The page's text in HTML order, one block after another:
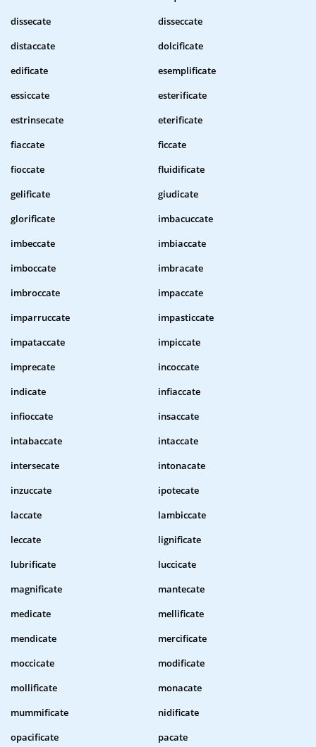
dissecate
disseccate
distaccate
dolcificate
edificate
esemplificate
essiccate
esterificate
estrinsecate
eterificate
fiaccate
ficcate
fioccate
fluidificate
gelificate
giudicate
glorificate
imbacuccate
imbeccate
imbiaccate
imboccate
imbracate
imbroccate
impaccate
imparruccate
impasticcate
impataccate
impiccate
imprecate
incoccate
indicate
infiaccate
infioccate
insaccate
intabaccate
intaccate
intersecate
intonacate
inzuccate
ipotecate
laccate
lambiccate
leccate
lignificate
lubrificate
luccicate
magnificate
mantecate
medicate
mellificate
mendicate
mercificate
moccicate
modificate
mollificate
monacate
mummificate
nidificate
opacificate
pacate